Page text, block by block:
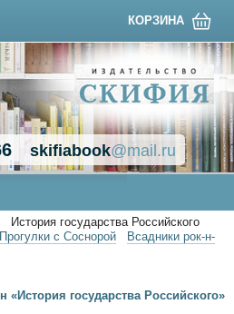
КОРЗИНА
skifiabook@mail.ru
История государства Российского
Прогулки с Соснорой
Всадники рок-н-
«История государства Российского»